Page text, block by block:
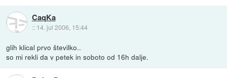
CaqKa
:: 14. jul 2006, 15:44
glih klical prvo številko..
so mi rekli da v petek in soboto od 16h dalje.